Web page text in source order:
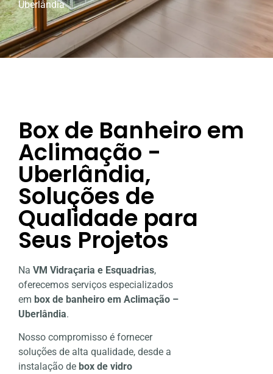
Uberlândia
Box de Banheiro em
Aclimação -
Uberlândia,
Soluções de
Qualidade para
Seus Projetos
Na VM Vidraçaria e Esquadrias,
oferecemos serviços especializados
em box de banheiro em Aclimação –
Uberlândia.
Nosso compromisso é fornecer
soluções de alta qualidade, desde a
instalação de box de vidro